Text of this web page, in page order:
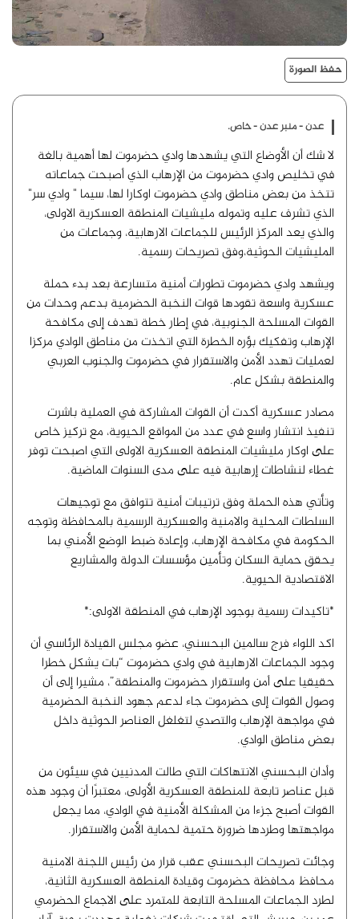
حفظ الصورة
عدن - منبر عدن - خاص.
لا شك أن الأوضاع التي يشهدها وادي حضرموت لها أهمية بالغة
في تخليص وادي حضرموت من الإرهاب الذي أصبحت جماعاته
تتخذ من بعض مناطق وادي حضرموت اوكارا لها، سيما " وادي سر"
الذي تشرف عليه وتموله مليشيات المنطقة العسكرية الاولى،
والذي يعد المركز الرئيس للجماعات الارهابية، وجماعات من
المليشيات الحوثية،وفق تصريحات رسمية.
ويشهد وادي حضرموت تطورات أمنية متسارعة بعد بدء حملة
عسكرية واسعة تقودها قوات النخبة الحضرمية بدعم وحدات من
القوات المسلحة الجنوبية، في إطار خطة تهدف إلى مكافحة
الإرهاب وتفكيك بؤره الخطرة التي اتخذت من مناطق الوادي مركزا
لعمليات تهدد الأمن والاستقرار في حضرموت والجنوب العربي
والمنطقة بشكل عام.
مصادر عسكرية أكدت أن القوات المشاركة في العملية باشرت
تنفيذ انتشار واسع في عدد من المواقع الحيوية، مع تركيز خاص
على اوكار مليشيات المنطقة العسكرية الاولى التي اصبحت توفر
غطاء لنشاطات إرهابية فيه على مدى السنوات الماضية.
وتأتي هذه الحملة وفق ترتيبات أمنية تتوافق مع توجيهات
السلطات المحلية والامنية والعسكرية الرسمية بالمحافظة وتوجه
الحكومة في مكافحة الإرهاب، وإعادة ضبط الوضع الأمني بما
يحقق حماية السكان وتأمين مؤسسات الدولة والمشاريع
الاقتصادية الحيوية.
*تاكيدات رسمية بوجود الإرهاب في المنطقة الاولى:*
اكد اللواء فرج سالمين البحسني، عضو مجلس القيادة الرئاسي أن
وجود الجماعات الارهابية في وادي حضرموت “بات يشكل خطرا
حقيقيا على أمن واستقرار حضرموت والمنطقة”، مشيرا إلى أن
وصول القوات إلى حضرموت جاء لدعم جهود النخبة الحضرمية
في مواجهة الإرهاب والتصدي لتغلغل العناصر الحوثية داخل
بعض مناطق الوادي.
وأدان البحسني الانتهاكات التي طالت المدنيين في سيئون من
قبل عناصر تابعة للمنطقة العسكرية الأولى، معتبرًا أن وجود هذه
القوات أصبح جزءا من المشكلة الأمنية في الوادي، مما يجعل
مواجهتها وطردها ضرورة حتمية لحماية الأمن والاستقرار.
وجائت تصريحات البحسني عقب قرار من رئيس اللجنة الامنية
محافظ محافظة حضرموت وقيادة المنطقة العسكرية الثانية،
لطرد الجماعات المسلحة التابعة للمتمرد على الاجماع الحضرمي